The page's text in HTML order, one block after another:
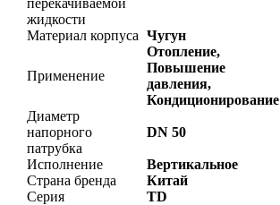
жидкости
Материал корпуса Чугун
Применение
Отопление,
Повышение
давления,
Кондиционирование
Диаметр
напорного
патрубка
DN 50
Исполнение
Вертикальное
Страна бренда
Китай
Серия
TD